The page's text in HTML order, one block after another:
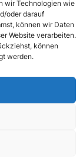
wir Technologien wie
oder darauf
können wir Daten
Website verarbeiten.
können
werden.
Risk
Profil